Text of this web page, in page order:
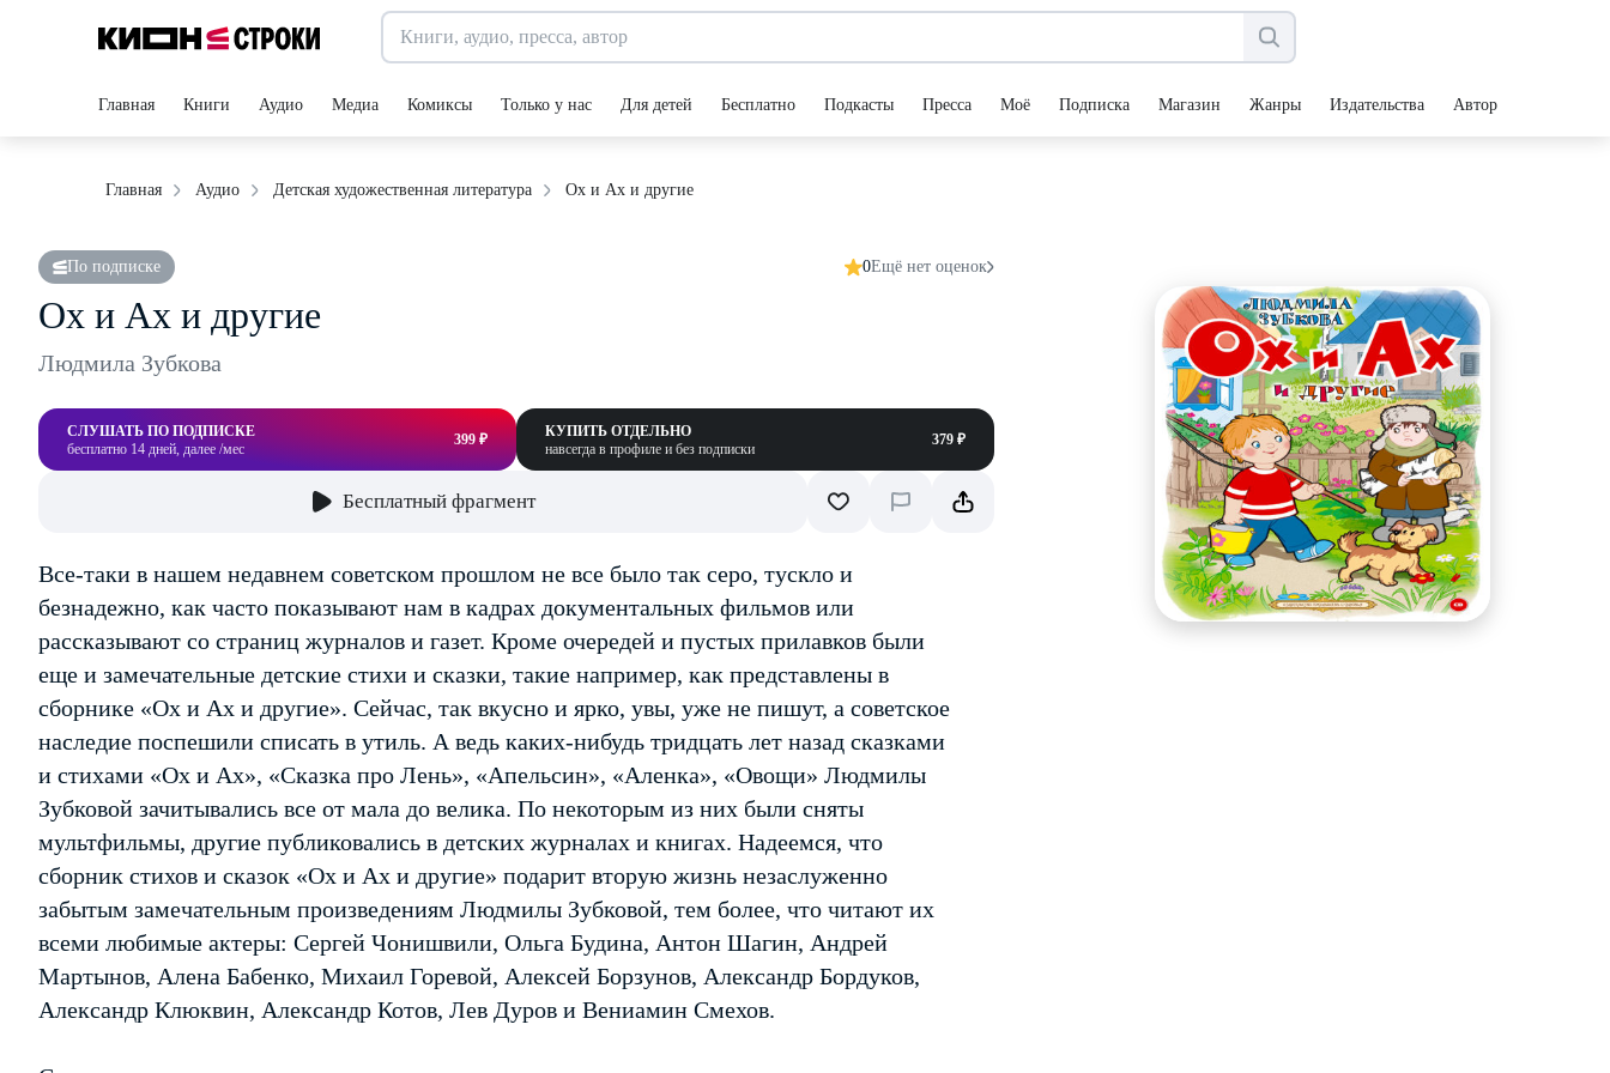
Главная Книги Аудио Медиа Комиксы Только у нас Для детей Бесплатно Подкасты Пресса Моё Подписка Магазин Жанры Издательства Авторы
Главная Аудио Детская художественная литература Ох и Ах и другие
По подписке 0Ещё нет оценок
Ох и Ах и другие
Людмила Зубкова
СЛУШАТЬ ПО ПОДПИСКЕ
бесплатно 14 дней, далее /мес
399 ₽
КУПИТЬ ОТДЕЛЬНО
навсегда в профиле и без подписки
379 ₽
Бесплатный фрагмент
Все-таки в нашем недавнем советском прошлом не все было так серо, тускло и
безнадежно, как часто показывают нам в кадрах документальных фильмов или
рассказывают со страниц журналов и газет. Кроме очередей и пустых прилавков были
еще и замечательные детские стихи и сказки, такие например, как представлены в
сборнике «Ох и Ах и другие». Сейчас, так вкусно и ярко, увы, уже не пишут, а советское
наследие поспешили списать в утиль. А ведь каких-нибудь тридцать лет назад сказками
и стихами «Ох и Ах», «Сказка про Лень», «Апельсин», «Аленка», «Овощи» Людмилы
Зубковой зачитывались все от мала до велика. По некоторым из них были сняты
мультфильмы, другие публиковались в детских журналах и книгах. Надеемся, что
сборник стихов и сказок «Ох и Ах и другие» подарит вторую жизнь незаслуженно
забытым замечательным произведениям Людмилы Зубковой, тем более, что читают их
всеми любимые актеры: Сергей Чонишвили, Ольга Будина, Антон Шагин, Андрей
Мартынов, Алена Бабенко, Михаил Горевой, Алексей Борзунов, Александр Бордуков,
Александр Клюквин, Александр Котов, Лев Дуров и Вениамин Смехов.